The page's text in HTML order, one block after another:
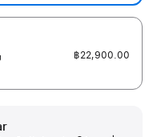
฿22,900.00